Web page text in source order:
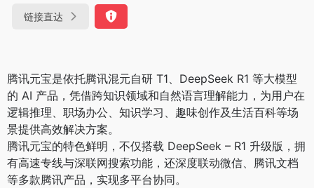
链接直达
腾讯元宝是依托腾讯混元自研 T1、DeepSeek R1 等大模型
的 AI 产品，凭借跨知识领域和自然语言理解能力，为用户在
逻辑推理、职场办公、知识学习、趣味创作及生活百科等场
景提供高效解决方案。
腾讯元宝的特色鲜明，不仅搭载 DeepSeek – R1 升级版，拥
有高速专线与深联网搜索功能，还深度联动微信、腾讯文档
等多款腾讯产品，实现多平台协同。